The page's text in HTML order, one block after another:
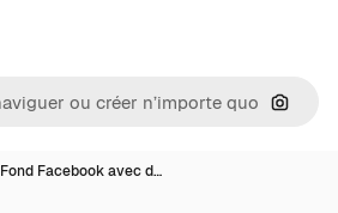
Fond Facebook avec d…